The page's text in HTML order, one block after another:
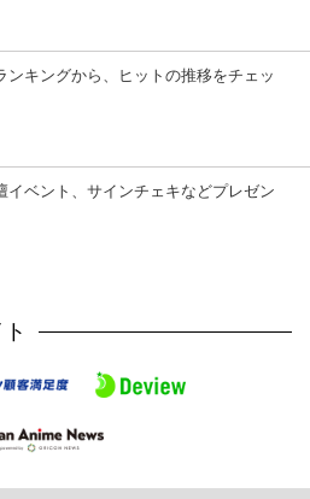
ンキングから、ヒットの推移をチェッ
イベント、サインチェキなどプレゼン